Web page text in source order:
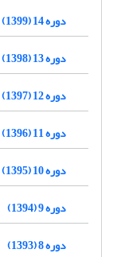
دوره 14 (1399)
دوره 13 (1398)
دوره 12 (1397)
دوره 11 (1396)
دوره 10 (1395)
دوره 9 (1394)
دوره 8 (1393)